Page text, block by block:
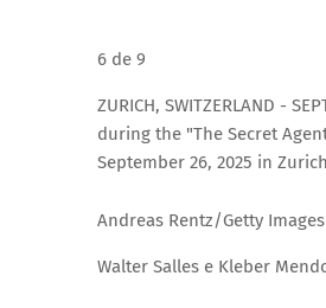
6 de 9
ZURICH, SWITZERLAND -
during the "The Secret
September 26, 2025 in
Andreas Rentz/Getty
Walter Salles e Kleber